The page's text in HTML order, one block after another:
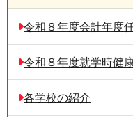
令和８年度会計年度
令和８年度就学時健
各学校の紹介